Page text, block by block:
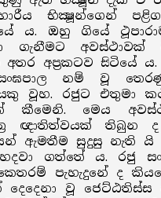
භික්‍ෂූන්ගෙන්
ය. ඔහු ගියේ
ගැනීමට
අතර අප්‍රකටව සිටියේ
නම් වූ
වූහ. රජුට එතුමා
කීමෙනි. මෙය
ඥාතිත්වයක් තිබුන
ඇමතීම සුදුසු නැති යි
ගත්තේ ය. රජු
පැහැදුනේ ද
දෙදෙනා වූ ජෙට්ඨතිස්ස